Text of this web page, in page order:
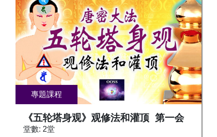
力，于法界无量光中念佛，无念而念，光化自身，
通达佛境。 张卜生上师，实证佛法30余年，曾先
后拜在禅宗、天台宗、净土宗、唯识宗、密宗等
50多位明师门下修证佛法，对“明心见性”、“即身
成佛”、天台止观、八识理论、唐密实证、藏密大
圆满等，都有着极为深刻的证悟。张卜生上师将理
论学佛与实证修佛相结合，强调要理论为源、实证
为根，擅于以妙善法门，传授根本大成之道。 在
全球化的大势之下，张卜生上师据三教而游五教，
埃及、欧洲各国，寻得耶稣法脉和默罕默德之秘藏
神髓。华夏之内圣功夫、古印度的三密瑜伽、西方
專題課程
《五轮塔身观》观修法和灌顶 第一会
堂數: 2堂